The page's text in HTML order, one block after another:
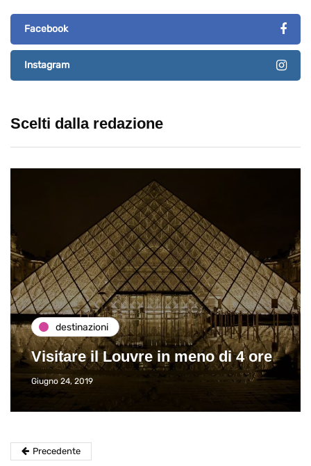
Facebook
Instagram
Scelti dalla redazione
destinazioni
Visitare il Louvre in meno di 4 ore
Giugno 24, 2019
Precedente